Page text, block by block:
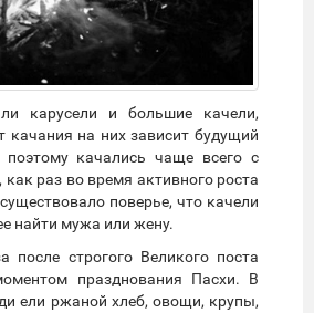
карусели и большие качели,
качания на них зависит будущий
качались чаще всего с
раз во время активного роста
поверье, что качели
найти мужа или жену.
после строгого Великого поста
празднования Пасхи. В
ели ржаной хлеб, овощи, крупы,